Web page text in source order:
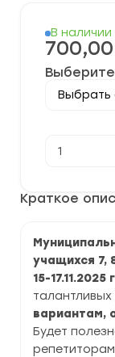
Краткое
учащихся 7,
15-17.11.2025
талантливых
вариантам,
Будет
В наличии
700,00
товара
этап
Русскому
языку
2025-
2026
г.
по
г.
Москва
задания